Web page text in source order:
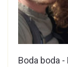
Boda boda